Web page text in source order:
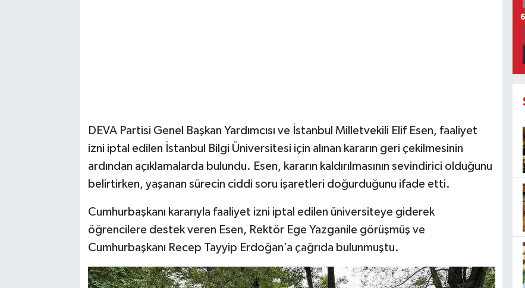
DEVA Partisi Genel Başkan Yardımcısı ve İstanbul Milletvekili Elif Esen, faaliyet
izni iptal edilen İstanbul Bilgi Üniversitesi için alınan kararın geri çekilmesinin
ardından açıklamalarda bulundu. Esen, kararın kaldırılmasının sevindirici olduğunu
belirtirken, yaşanan sürecin ciddi soru işaretleri doğurduğunu ifade etti.
Cumhurbaşkanı kararıyla faaliyet izni iptal edilen üniversiteye giderek
öğrencilere destek veren Esen, Rektör Ege Yazganile görüşmüş ve
Cumhurbaşkanı Recep Tayyip Erdoğan’a çağrıda bulunmuştu.
6
Sonsöz Özel